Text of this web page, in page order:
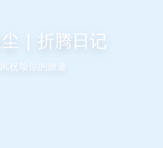
| 折腾日记
祝颂你的旅途